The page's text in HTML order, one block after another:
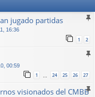
jugado partidas
16:36
1 2
00:59
1 24 25 26 27
visionados del CMBB